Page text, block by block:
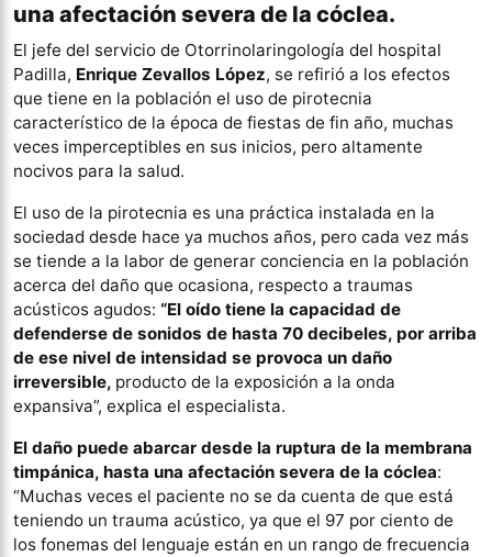
una afectación severa de la cóclea.
El jefe del servicio de Otorrinolaringología del hospital
Padilla, Enrique Zevallos López, se refirió a los efectos
que tiene en la población el uso de pirotecnia
característico de la época de fiestas de fin año, muchas
veces imperceptibles en sus inicios, pero altamente
nocivos para la salud.
El uso de la pirotecnia es una práctica instalada en la
sociedad desde hace ya muchos años, pero cada vez más
se tiende a la labor de generar conciencia en la población
acerca del daño que ocasiona, respecto a traumas
acústicos agudos: “El oído tiene la capacidad de
defenderse de sonidos de hasta 70 decibeles, por arriba
de ese nivel de intensidad se provoca un daño
irreversible, producto de la exposición a la onda
expansiva”, explica el especialista.
El daño puede abarcar desde la ruptura de la membrana
timpánica, hasta una afectación severa de la cóclea:
“Muchas veces el paciente no se da cuenta de que está
teniendo un trauma acústico, ya que el 97 por ciento de
los fonemas del lenguaje están en un rango de frecuencia